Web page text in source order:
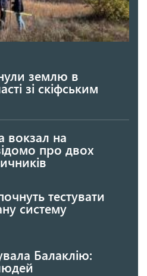
землю в
зі скіфським
вокзал на
про двох
тестувати
систему
Балаклію: